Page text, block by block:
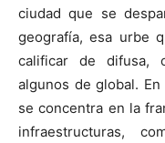
ciudad que se
geografía, esa urbe
calificar de difusa,
algunos de global.
se concentra en la
infraestructuras,